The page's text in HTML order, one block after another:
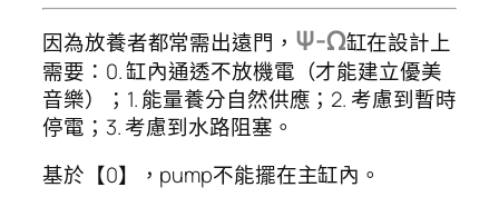
因為放養者都常需出遠門， Ψ-Ω缸在設計上
需要：0. 缸內通透不放機電（才能建立優美
音樂）；1. 能量養分自然供應；2. 考慮到暫時
停電；3. 考慮到水路阻塞。
基於【0】，pump不能擺在主缸內。